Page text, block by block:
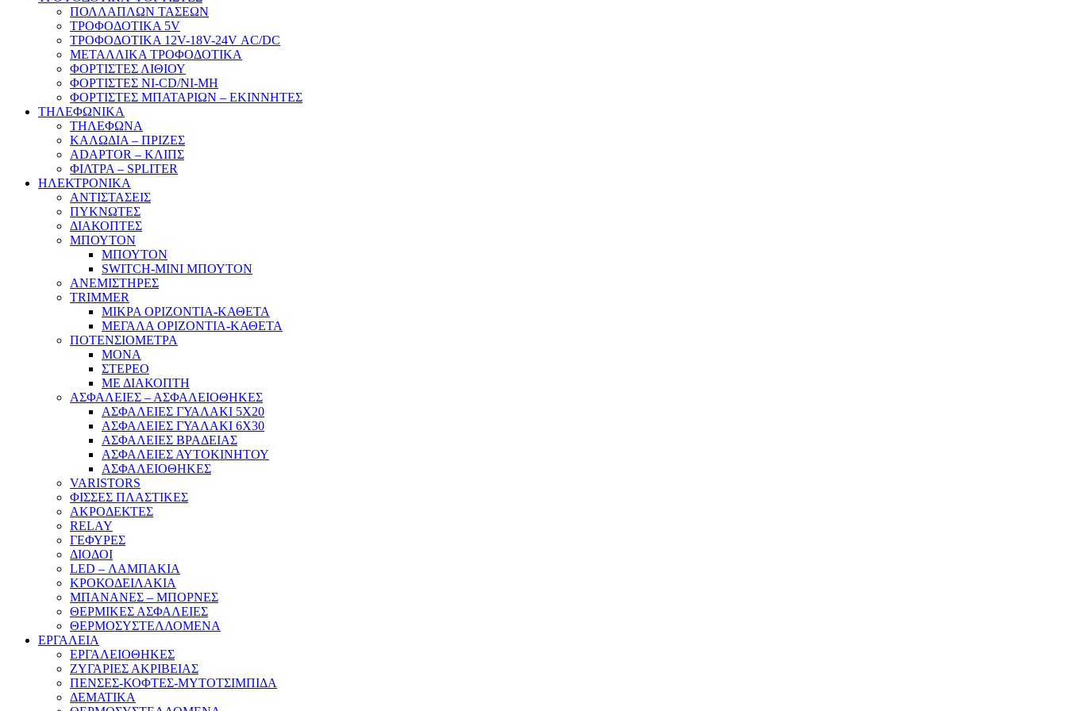
ΠΟΛΛΑΠΛΩΝ ΤΑΣΕΩΝ
ΤΡΟΦΟΔΟΤΙΚΑ 5V
ΤΡΟΦΟΔΟΤΙΚΑ 12V-18V-24V ΑC/DC
ΜΕΤΑΛΛΙΚΑ ΤΡΟΦΟΔΟΤΙΚΑ
ΦΟΡΤΙΣΤΕΣ ΛΙΘΙΟΥ
ΦΟΡΤΙΣΤΕΣ NI-CD/NI-MH
ΦΟΡΤΙΣΤΕΣ ΜΠΑΤΑΡΙΩΝ – ΕΚΙΝΝΗΤΕΣ
ΤΗΛΕΦΩΝΙΚΑ
ΤΗΛΕΦΩΝΑ
ΚΑΛΩΔΙΑ – ΠΡΙΖΕΣ
ADAPTOR – ΚΛΙΠΣ
ΦΙΛΤΡΑ – SPLITER
ΗΛΕΚΤΡΟΝΙΚΑ
ΑΝΤΙΣΤΑΣΕΙΣ
ΠΥΚΝΩΤΕΣ
ΔΙΑΚΟΠΤΕΣ
ΜΠΟΥΤΟΝ
ΜΠΟΥΤΟΝ
SWITCH-MINI ΜΠΟΥΤΟΝ
ΑΝΕΜΙΣΤΗΡΕΣ
TRIMMER
ΜΙΚΡΑ ΟΡΙΖΟΝΤΙΑ-ΚΑΘΕΤΑ
ΜΕΓΑΛΑ ΟΡΙΖΟΝΤΙΑ-ΚΑΘΕΤΑ
ΠΟΤΕΝΣΙΟΜΕΤΡΑ
ΜΟΝΑ
ΣΤΕΡΕΟ
ΜΕ ΔΙΑΚΟΠΤΗ
ΑΣΦΑΛΕΙΕΣ – ΑΣΦΑΛΕΙΟΘΗΚΕΣ
ΑΣΦΑΛΕΙΕΣ ΓΥΑΛΑΚΙ 5Χ20
ΑΣΦΑΛΕΙΕΣ ΓΥΑΛΑΚΙ 6Χ30
ΑΣΦΑΛΕΙΕΣ ΒΡΑΔΕΙΑΣ
ΑΣΦΑΛΕΙΕΣ ΑΥΤΟΚΙΝΗΤΟΥ
ΑΣΦΑΛΕΙΟΘΗΚΕΣ
VARISTORS
ΦΙΣΣΕΣ ΠΛΑΣΤΙΚΕΣ
ΑΚΡΟΔΕΚΤΕΣ
RELAY
ΓΕΦΥΡΕΣ
ΔΙΟΔΟΙ
LED – ΛΑΜΠΑΚΙΑ
ΚΡΟΚΟΔΕΙΛΑΚΙΑ
ΜΠΑΝΑΝΕΣ – ΜΠΟΡΝΕΣ
ΘΕΡΜΙΚΕΣ ΑΣΦΑΛΕΙΕΣ
ΘΕΡΜΟΣΥΣΤΕΛΛΟΜΕΝΑ
ΕΡΓΑΛΕΙΑ
ΕΡΓΑΛΕΙΟΘΗΚΕΣ
ΖΥΓΑΡΙΕΣ ΑΚΡΙΒΕΙΑΣ
ΠΕΝΣΕΣ-ΚΟΦΤΕΣ-ΜΥΤΟΤΣΙΜΠΙΔΑ
ΔΕΜΑΤΙΚΑ